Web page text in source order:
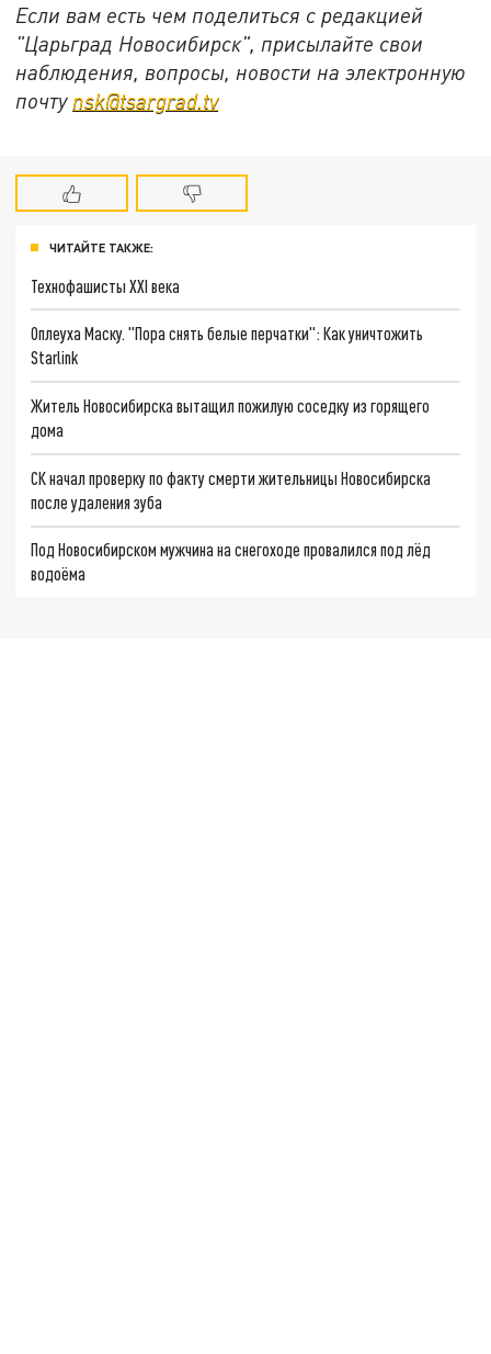
Если вам есть чем поделиться с редакцией
"Царьград Новосибирск", присылайте свои
наблюдения, вопросы, новости на электронную
почту nsk@tsargrad.tv
ЧИТАЙТЕ ТАКЖЕ:
Технофашисты XXI века
Оплеуха Маску. "Пора снять белые перчатки": Как уничтожить
Starlink
Житель Новосибирска вытащил пожилую соседку из горящего
дома
СК начал проверку по факту смерти жительницы Новосибирска
после удаления зуба
Под Новосибирском мужчина на снегоходе провалился под лёд
водоёма